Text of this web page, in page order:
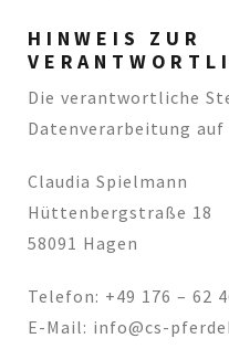
HINWEIS ZUR
Die verantwortliche
Datenverarbeitung
Claudia Spielmann
Hüttenbergstraße 18
58091 Hagen
Telefon: +49 176 – 62
E-Mail: info@cs-